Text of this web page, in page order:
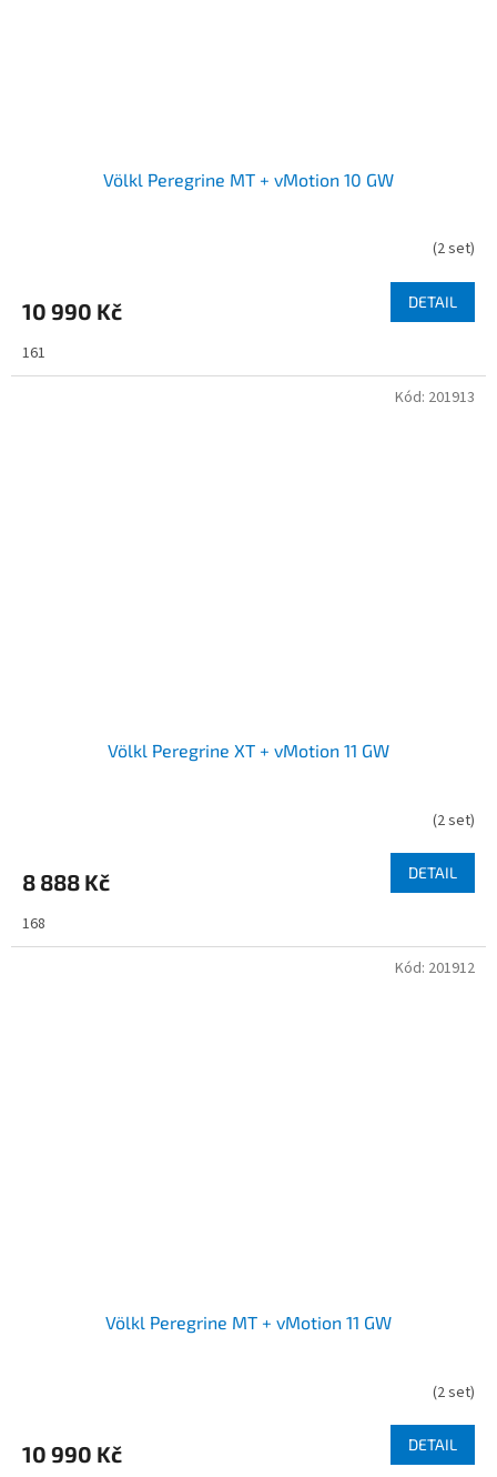
Völkl Peregrine MT + vMotion 10 GW
(2 set)
10 990 Kč DETAIL
161
Völkl Peregrine XT + vMotion 11 GW
(2 set)
8 888 Kč DETAIL
168
Kód: 201913
Völkl Peregrine MT + vMotion 11 GW
(2 set)
10 990 Kč DETAIL
Kód: 201912